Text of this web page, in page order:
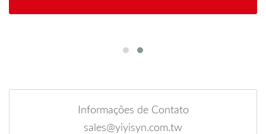
Informações de Contato
sales@yiyisyn.com.tw